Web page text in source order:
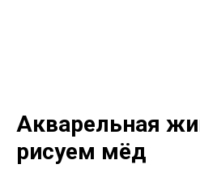
Акварельная
рисуем мёд